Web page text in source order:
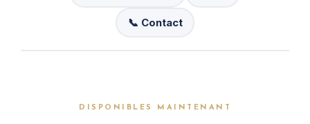
📞 Contact
DISPONIBLES MAINTENANT